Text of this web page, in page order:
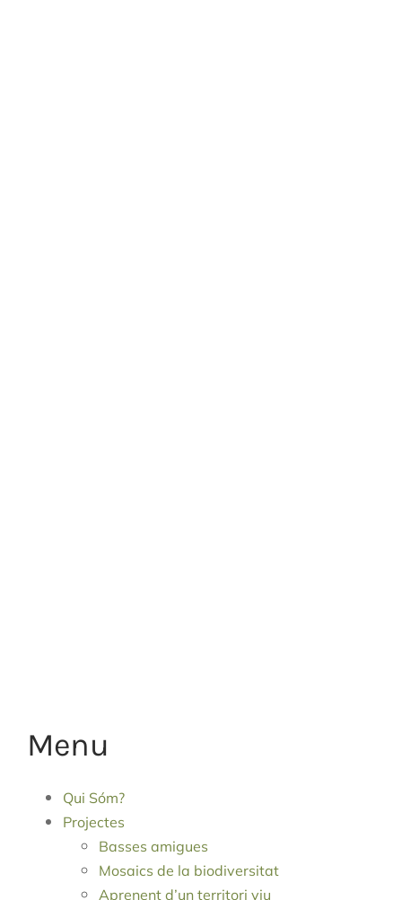
Menu
Qui Sóm?
Projectes
Basses amigues
Mosaics de la biodiversitat
Aprenent d’un territori viu